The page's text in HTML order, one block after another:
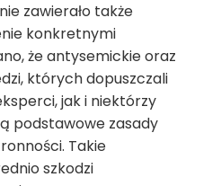
zawierało także
konkretnymi
że antysemickie oraz
których dopuszczali
jak i niektórzy
podstawowe zasady
Takie
szkodzi